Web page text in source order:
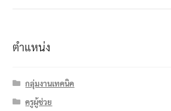
ตำแหน่ง
กลุ่มงานเทคนิค
ครูผู้ช่วย